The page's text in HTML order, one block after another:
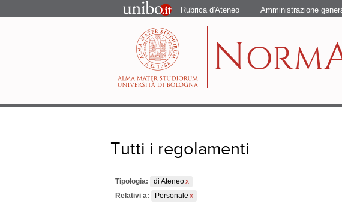
Portale
d'Ateneo
Rubrica d'Ateneo Amministrazione
NORM
Tutti i regolamenti
Tipologia:
di Ateneo
Relativi a:
Personale